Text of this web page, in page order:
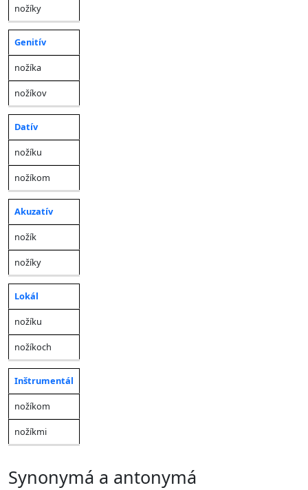
nožíky
Genitív
nožíka
nožíkov
Datív
nožíku
nožíkom
Akuzatív
nožík
nožíky
Lokál
nožíku
nožíkoch
Inštrumentál
nožíkom
nožíkmi
synonymá a antonymá